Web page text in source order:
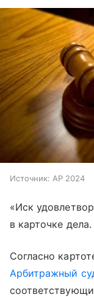
Источник: AP 2024
«Иск
в карточке дела.
Согласно
Арбитражный